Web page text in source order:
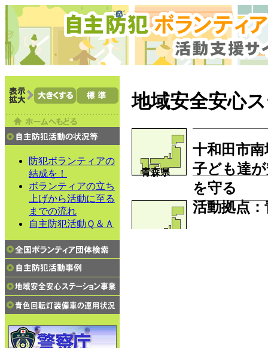
防犯ボランティアの
結成を！
ボランティアの立ち
上げから活動に至る
までの流れ
自主防犯活動Ｑ＆Ａ
地域安全安心
青森県
十和田市
子ども達
を守る
活動拠点